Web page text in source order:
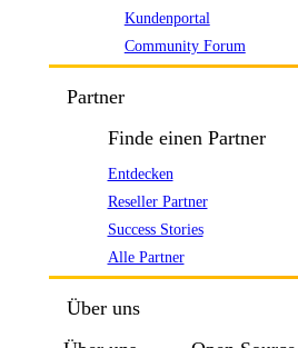
Kundenportal
Community Forum
Partner
Finde einen Partner
Entdecken
Reseller Partner
Success Stories
Alle Partner
Über uns